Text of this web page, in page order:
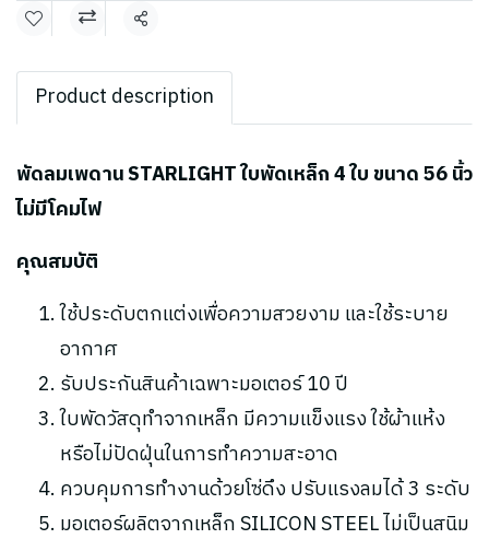
แชร์
Product description
พัดลมเพดาน STARLIGHT ใบพัดเหล็ก 4 ใบ ขนาด 56 นิ้ว
ไม่มีโคมไฟ
คุณสมบัติ
ใช้ประดับตกแต่งเพื่อความสวยงาม และใช้ระบาย
อากาศ
รับประกันสินค้าเฉพาะมอเตอร์ 10 ปี
ใบพัดวัสดุทำจากเหล็ก มีความแข็งแรง ใช้ผ้าแห้ง
หรือไม่ปัดฝุ่นในการทำความสะอาด
ควบคุมการทำงานด้วยโซ่ดึง ปรับแรงลมได้ 3 ระดับ
มอเตอร์ผลิตจากเหล็ก SILICON STEEL ไม่เป็นสนิม